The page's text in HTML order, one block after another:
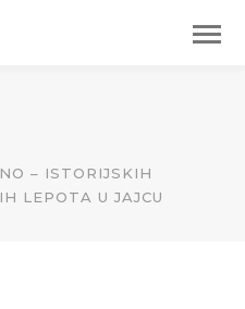
– ISTORIJSKIH
LEPOTA U JAJCU